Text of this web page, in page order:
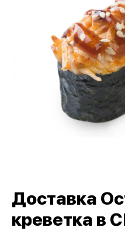
Доставка
креветка в